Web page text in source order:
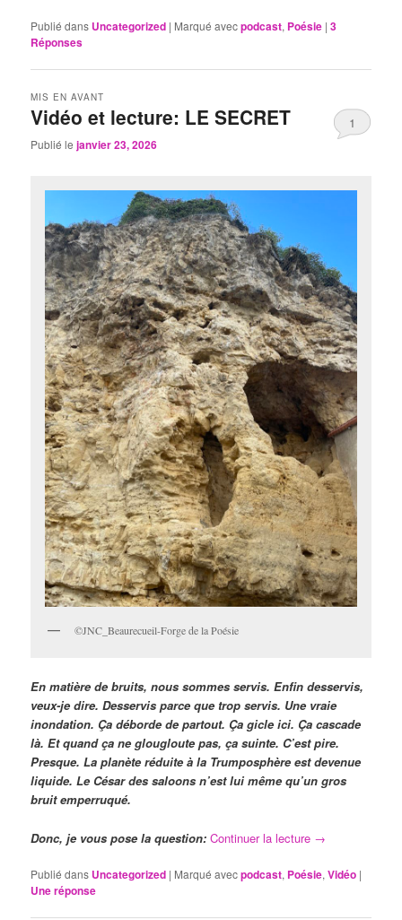
Publié dans Uncategorized | Marqué avecpodcast, Poésie |3
Réponses
Vidéo et lecture: LE SECRET
MIS EN AVANT
Publié lejanvier 23, 2026
1
©JNC_Beaurecueil-Forge de la Poésie
En matière de bruits, nous sommes servis. Enfin desservis,
veux-je dire. Desservis parce que trop servis. Une vraie
inondation. Ça déborde de partout. Ça gicle ici. Ça cascade
là. Et quand ça ne glougloute pas, ça suinte. C’est pire.
Presque. La planète réduite à la Trumposphère est devenue
liquide. Le César des saloons n’est lui même qu’un gros
bruit emperruqué.
Donc, je vous pose la question: Continuer la lecture →
Publié dans Uncategorized | Marqué avecpodcast, Poésie,Vidéo |
Uneréponse